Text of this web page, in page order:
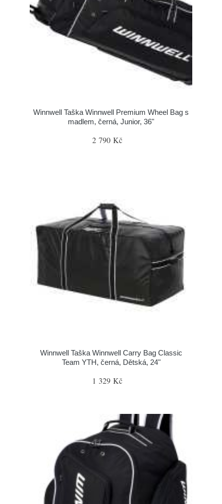
Winnwell Taška Winnwell Premium Wheel Bag s
madlem, černá, Junior, 36"
2 790 Kč
Winnwell Taška Winnwell Carry Bag Classic
Team YTH, černá, Dětská, 24"
1 329 Kč